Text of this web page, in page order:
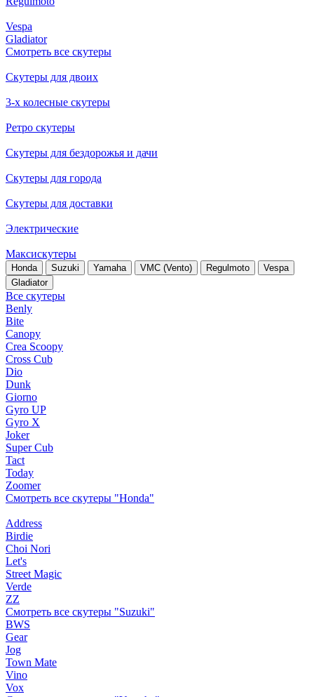
Vespa
Gladiator
Смотреть все скутеры
Скутеры для двоих
3-х колесные скутеры
Ретро скутеры
Скутеры для бездорожья и дачи
Скутеры для города
Скутеры для доставки
Электрические
Максискутеры
Honda Suzuki Yamaha VMC (Vento) Regulmoto
Vespa
Gladiator
Все скутеры
Benly
Bite
Canopy
Crea Scoopy
Cross Cub
Dio
Dunk
Giorno
Gyro UP
Gyro X
Joker
Super Cub
Tact
Today
Zoomer
Смотреть все скутеры "Honda"
Address
Birdie
Choi Nori
Let's
Street Magic
Verde
ZZ
Смотреть все скутеры "Suzuki"
BWS
Gear
Jog
Town Mate
Vino
Vox